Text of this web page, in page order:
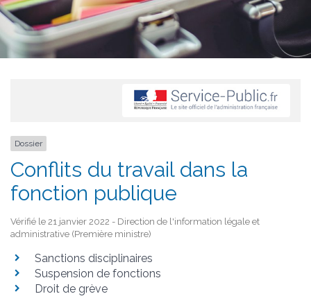
Dossier
Conflits du travail dans la
fonction publique
Vérifié le 21 janvier 2022 - Direction de l'information légale et
administrative (Première ministre)
Sanctions disciplinaires
Suspension de fonctions
Droit de grève